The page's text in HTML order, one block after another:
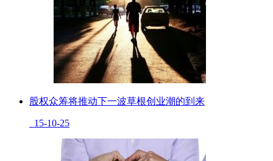
股权众筹将推动下一波草根创业潮的到来
15-10-25